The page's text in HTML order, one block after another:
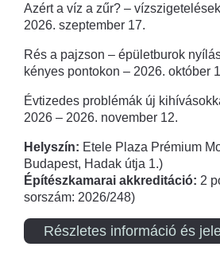
Azért a víz a zűr? –
2026. szeptember 17.
Rés a pajzson – épületburok
kényes pontokon – 2026. október
Évtizedes problémák új
2026 – 2026. november 12.
Helyszín: Etele Plaza Prémium
Budapest, Hadak útja 1.)
Építészkamarai akkreditáció: 2
sorszám: 2026/248)
Részletes információ és